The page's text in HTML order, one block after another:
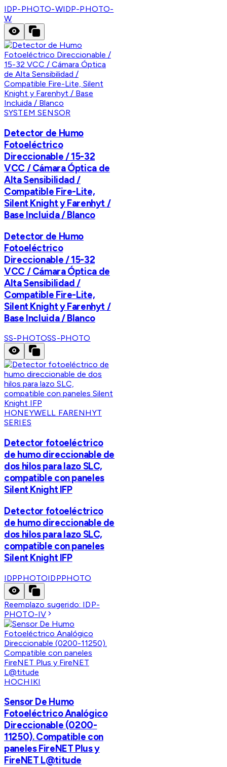
IDP-PHOTO-WIDP-PHOTO-
W
SYSTEM SENSOR
Detector de Humo
Fotoeléctrico
Direccionable / 15-32
VCC / Cámara Óptica de
Alta Sensibilidad /
Compatible Fire-Lite,
Silent Knight y Farenhyt /
Base Incluida / Blanco
Detector de Humo
Fotoeléctrico
Direccionable / 15-32
VCC / Cámara Óptica de
Alta Sensibilidad /
Compatible Fire-Lite,
Silent Knight y Farenhyt /
Base Incluida / Blanco
SS-PHOTOSS-PHOTO
HONEYWELL FARENHYT
SERIES
Detector fotoeléctrico
de humo direccionable de
dos hilos para lazo SLC,
compatible con paneles
Silent Knight IFP
Detector fotoeléctrico
de humo direccionable de
dos hilos para lazo SLC,
compatible con paneles
Silent Knight IFP
IDPPHOTOIDPPHOTO
Reemplazo sugerido: IDP-
PHOTO-IV
HOCHIKI
Sensor De Humo
Fotoeléctrico Analógico
Direccionable (0200-
11250). Compatible con
paneles FireNET Plus y
FireNET L@titude